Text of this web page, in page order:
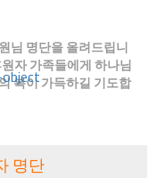
님 명단을 올려드립니
자 가족들에게 하나님
복이 가득하길 기도합
명단